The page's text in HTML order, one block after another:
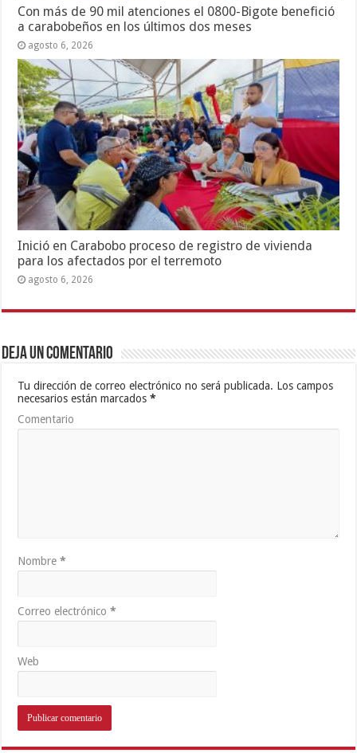
Con más de 90 mil atenciones el 0800-Bigote benefició
a carabobeños en los últimos dos meses
agosto 6, 2026
Inició en Carabobo proceso de registro de vivienda
para los afectados por el terremoto
agosto 6, 2026
Deja un comentario
Tu dirección de correo electrónico no será publicada. Los campos
necesarios están marcados*
Comentario
Nombre*
Correo electrónico*
Web